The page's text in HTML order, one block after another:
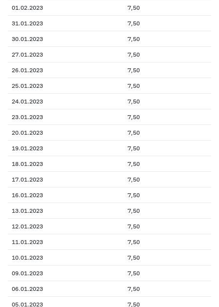
01.02.2023 7,50
31.01.2023 7,50
30.01.2023 7,50
27.01.2023 7,50
26.01.2023 7,50
25.01.2023 7,50
24.01.2023 7,50
23.01.2023 7,50
20.01.2023 7,50
19.01.2023 7,50
18.01.2023 7,50
17.01.2023 7,50
16.01.2023 7,50
13.01.2023 7,50
12.01.2023 7,50
11.01.2023 7,50
10.01.2023 7,50
09.01.2023 7,50
06.01.2023 7,50
05.01.2023 7,50